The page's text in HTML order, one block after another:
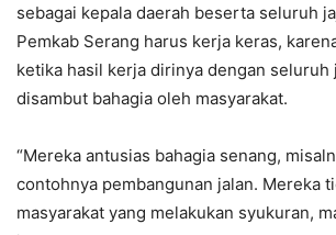
sebagai kepala daerah beserta seluruh
Pemkab Serang harus kerja keras,
ketika hasil kerja dirinya dengan seluruh
disambut bahagia oleh masyarakat.
“Mereka antusias bahagia senang,
contohnya pembangunan jalan. Mereka
masyarakat yang melakukan syukuran,